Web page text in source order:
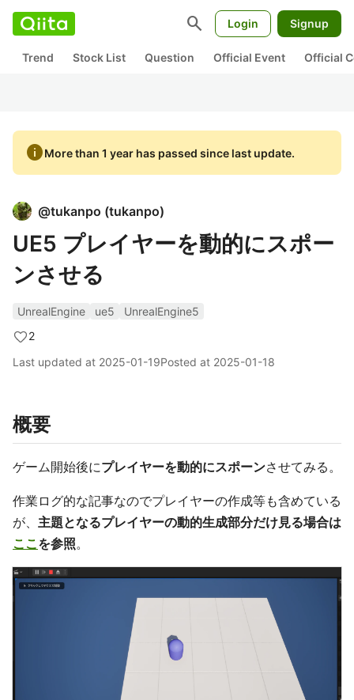
search Login Signup
Trend Stock List Question Official Event Official
infoMore than 1 year has passed since last update.
@tukanpo (tukanpo)
UE5 プレイヤーを動的にスポー
ンさせる
UnrealEngine ue5
UnrealEngine5
2
Last updated at 2025-01-19Posted at 2025-01-18
概要
ゲーム開始後にプレイヤーを動的にスポーンさせてみる。
作業ログ的な記事なのでプレイヤーの作成等も含めている
が、 主題となるプレイヤーの動的生成部分だけ見る場合は
ここを参照。